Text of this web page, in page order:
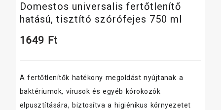
Domestos universalis fertőtlenítő
hatású, tisztító szórófejes 750 ml
1649 Ft
A fertőtlenítők hatékony megoldást nyújtanak a
baktériumok, vírusok és egyéb kórokozók
elpusztítására, biztosítva a higiénikus környezetet